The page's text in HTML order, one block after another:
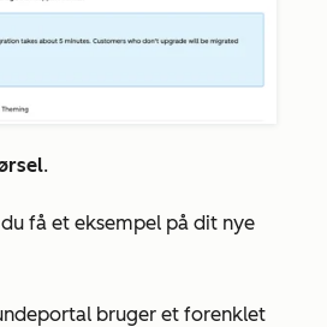
.
få et eksempel på dit nye
bruger et forenklet